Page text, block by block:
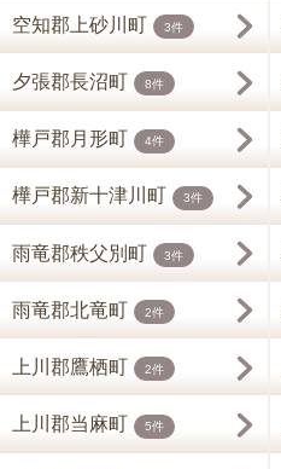
空知郡上砂川町 3件
夕張郡長沼町 8件
樺戸郡月形町 4件
樺戸郡新十津川町 3件
雨竜郡秩父別町 3件
雨竜郡北竜町 2件
上川郡鷹栖町 2件
上川郡当麻町 5件